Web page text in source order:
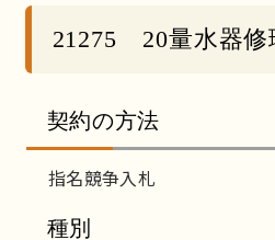
21275 20量水器修
契約の方法
指名競争入札
種別